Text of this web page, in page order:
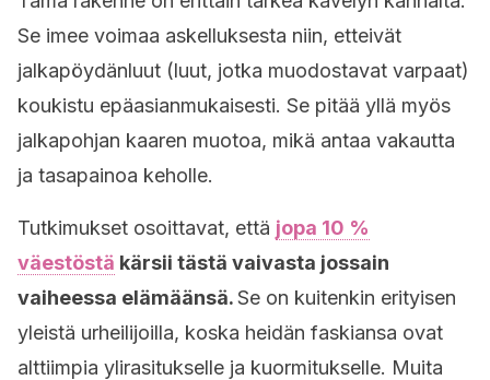
Se imee voimaa askelluksesta niin, etteivät
jalkapöydänluut (luut, jotka muodostavat varpaat)
koukistu epäasianmukaisesti. Se pitää yllä myös
jalkapohjan kaaren muotoa, mikä antaa vakautta
ja tasapainoa keholle.
Tutkimukset osoittavat, että jopa 10 %
väestöstä kärsii tästä vaivasta jossain
vaiheessa elämäänsä.Se on kuitenkin erityisen
yleistä urheilijoilla, koska heidän faskiansa ovat
alttiimpia ylirasitukselle ja kuormitukselle. Muita